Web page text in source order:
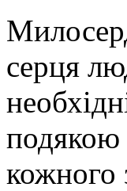
серця
подякою
кожного